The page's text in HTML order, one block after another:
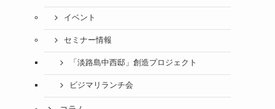
イベント
セミナー情報
「淡路島中西邸」創造プロジェクト
ビジマリランチ会